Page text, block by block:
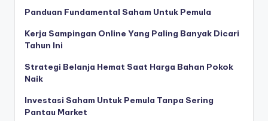
Panduan Fundamental Saham Untuk Pemula
Kerja Sampingan Online Yang Paling Banyak Dicari
Tahun Ini
Strategi Belanja Hemat Saat Harga Bahan Pokok
Naik
Investasi Saham Untuk Pemula Tanpa Sering
Pantau Market